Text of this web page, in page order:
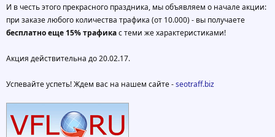
И в честь этого прекрасного праздника, мы объявляем о начале акции:
при заказе любого количества трафика (от 10.000) - вы получаете
бесплатно еще 15% трафикас теми же характеристиками!
Акция действительна до 20.02.17.
Успевайте успеть! Ждем вас на нашем сайте -seotraff.biz